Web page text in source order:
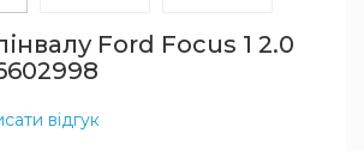
Ford Focus 1 2.0
відгук